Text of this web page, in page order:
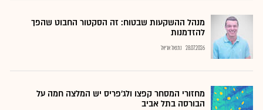
מנהל ההשקעות שבטוח: זה הסקטור החבוט שהפך
להזדמנות
28.07.2026 נתנאל אריאל
מחזורי המסחר קפצו ולג'פריס יש המלצה חמה על
הבורסה בתל אביב